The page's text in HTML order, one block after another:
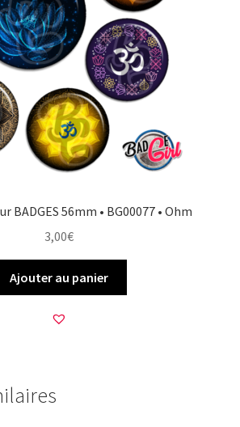
BADGES 56mm • BG00077 • Ohm
3,00€
Ajouter au panier